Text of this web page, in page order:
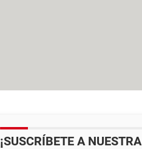
¡SUSCRÍBETE A NUESTRA